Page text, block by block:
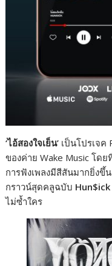
‘ไอ้สองใจเย็น’ เป็นโปรเจค
ของค่าย Wake Music โดย
การฟังเพลงมีสีสันมากยิ่ง
กราวน์สุดคลูฉบับ
ไม่ซ้ำใคร